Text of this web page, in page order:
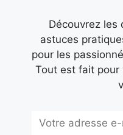
Découvrez les
astuces
pour les
Tout est fait pour